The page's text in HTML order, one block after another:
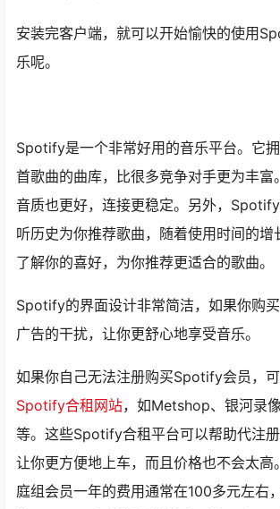
安装完客户端，就可以开始愉快的使用
乐呢。
Spotify是一个非常好用的音乐平台。它
首歌曲的曲库，比很多竞争对手更为丰
音质也更好，连接更稳定。另外，
听历史为你推荐歌曲，随着使用时间的增
了解你的喜好，为你推荐更适合的歌曲。
Spotify的界面设计非常简洁，如果你购
广告的干扰，让你更舒心地享受音乐。
如果你自己无法注册购买Spotify会员，
Spotify合租网站，如Metshop、银河录
等。这些Spotify合租平台可以帮助代注
让你更方便地上车，而且价格也不会太
庭组会员一年的费用通常在100多元左右